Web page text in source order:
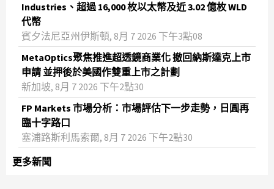
Industries、超過 16,000 枚以太幣及近 3.02 億枚 WLD
代幣
賓夕法尼亞州伊斯頓, 8月 7 2026 下午3點08
MetaOptics聚焦推進超透鏡商業化 撤回納斯達克上市
申請 並押後於美國作雙重上市之計劃
新加坡, 8月 7 2026 下午2點30
FP Markets 市場分析：市場評估下一步走勢，日圓再
臨十字路口
塞浦路斯利馬索爾, 8月 7 2026 下午2點30
更多新聞